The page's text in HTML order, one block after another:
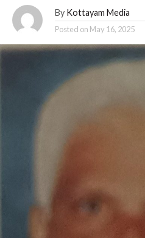
By Kottayam Media
Posted on May 16, 2025